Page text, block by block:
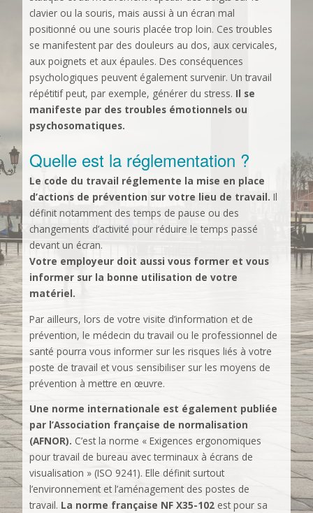
clavier ou la souris, mais aussi à un écran mal
positionné ou une souris placée trop loin. Ces troubles
se manifestent par des douleurs au dos, aux cervicales,
aux poignets et aux épaules. Des conséquences
psychologiques peuvent également survenir. Un travail
répétitif peut, par exemple, générer du stress. Il se
manifeste par des troubles émotionnels ou
psychosomatiques.
Quelle est la réglementation ?
Le code du travail réglemente la mise en place
d’actions de prévention sur votre lieu de travail. Il
définit notamment des temps de pause ou des
changements d’activité pour réduire le temps passé
devant un écran.
Votre employeur doit aussi vous former et vous
informer sur la bonne utilisation de votre
matériel.
Par ailleurs, lors de votre visite d’information et de
prévention, le médecin du travail ou le professionnel de
santé pourra vous informer sur les risques liés à votre
poste de travail et vous sensibiliser sur les moyens de
prévention à mettre en œuvre.
Une norme internationale est également publiée
par l’Association française de normalisation
(AFNOR). C’est la norme « Exigences ergonomiques
pour travail de bureau avec terminaux à écrans de
visualisation » (ISO 9241). Elle définit surtout
l’environnement et l’aménagement des postes de
travail. La norme française NF X35-102 est pour sa